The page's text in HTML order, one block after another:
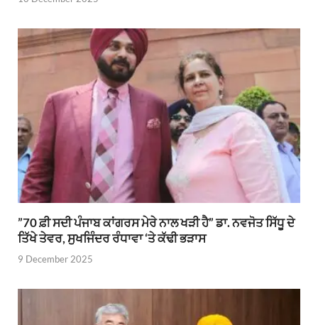
”70 ਫ਼ੀ ਸਦੀ ਪੰਜਾਬ ਕਾਂਗਰਸ ਮੇਰੇ ਨਾਲ ਖੜੀ ਹੈ” ਡਾ. ਨਵਜੋਤ ਸਿੱਧੂ ਦੇ
ਤਿੱਖੇ ਤੇਵਰ, ਸੁਖਜਿੰਦਰ ਰੰਧਾਵਾ ‘ਤੇ ਕੱਢੀ ਭੜਾਸ
9 December 2025